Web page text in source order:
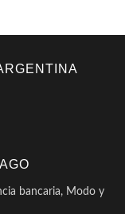
bancaria, Modo y